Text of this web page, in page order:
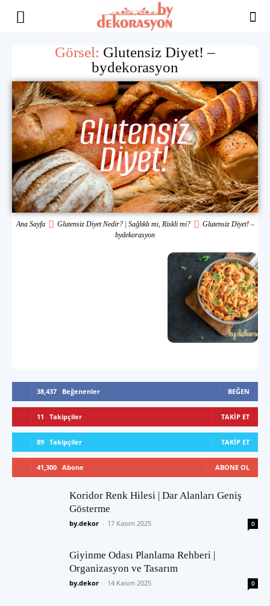
Yaşam
İlham
Görsel: Glutensiz Diyet! –
bydekorasyon
Ana Sayfa Glutensiz Diyet Nedir? | Sağlıklı mı, Riskli mi?
Glutensiz Diyet! –
bydekorasyon
38,437 Beğenenler BEĞEN
11 Takipçiler TAKIP ET
89 Takipçiler TAKIP ET
41,300 Abone ABONE OL
Koridor Renk Hilesi | Dar Alanları Geniş
Gösterme
by.dekor - 17 Kasım 2025 0
Giyinme Odası Planlama Rehberi |
Organizasyon ve Tasarım
by.dekor - 14 Kasım 2025 0